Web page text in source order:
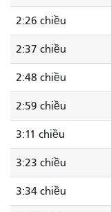
2:26 chiều
2:37 chiều
2:48 chiều
2:59 chiều
3:11 chiều
3:23 chiều
3:34 chiều